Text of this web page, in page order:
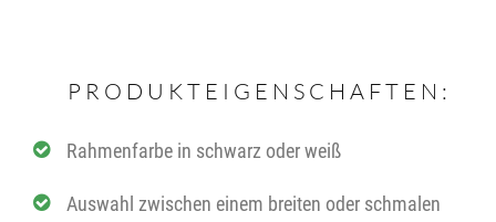
PRODUKTEIGENSCHAFTEN:
Rahmenfarbe in schwarz oder weiß
Auswahl zwischen einem breiten oder schmalen